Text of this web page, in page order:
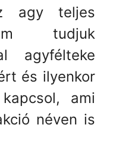
agy teljes
tudjuk
agyfélteke
és ilyenkor
ami
néven is